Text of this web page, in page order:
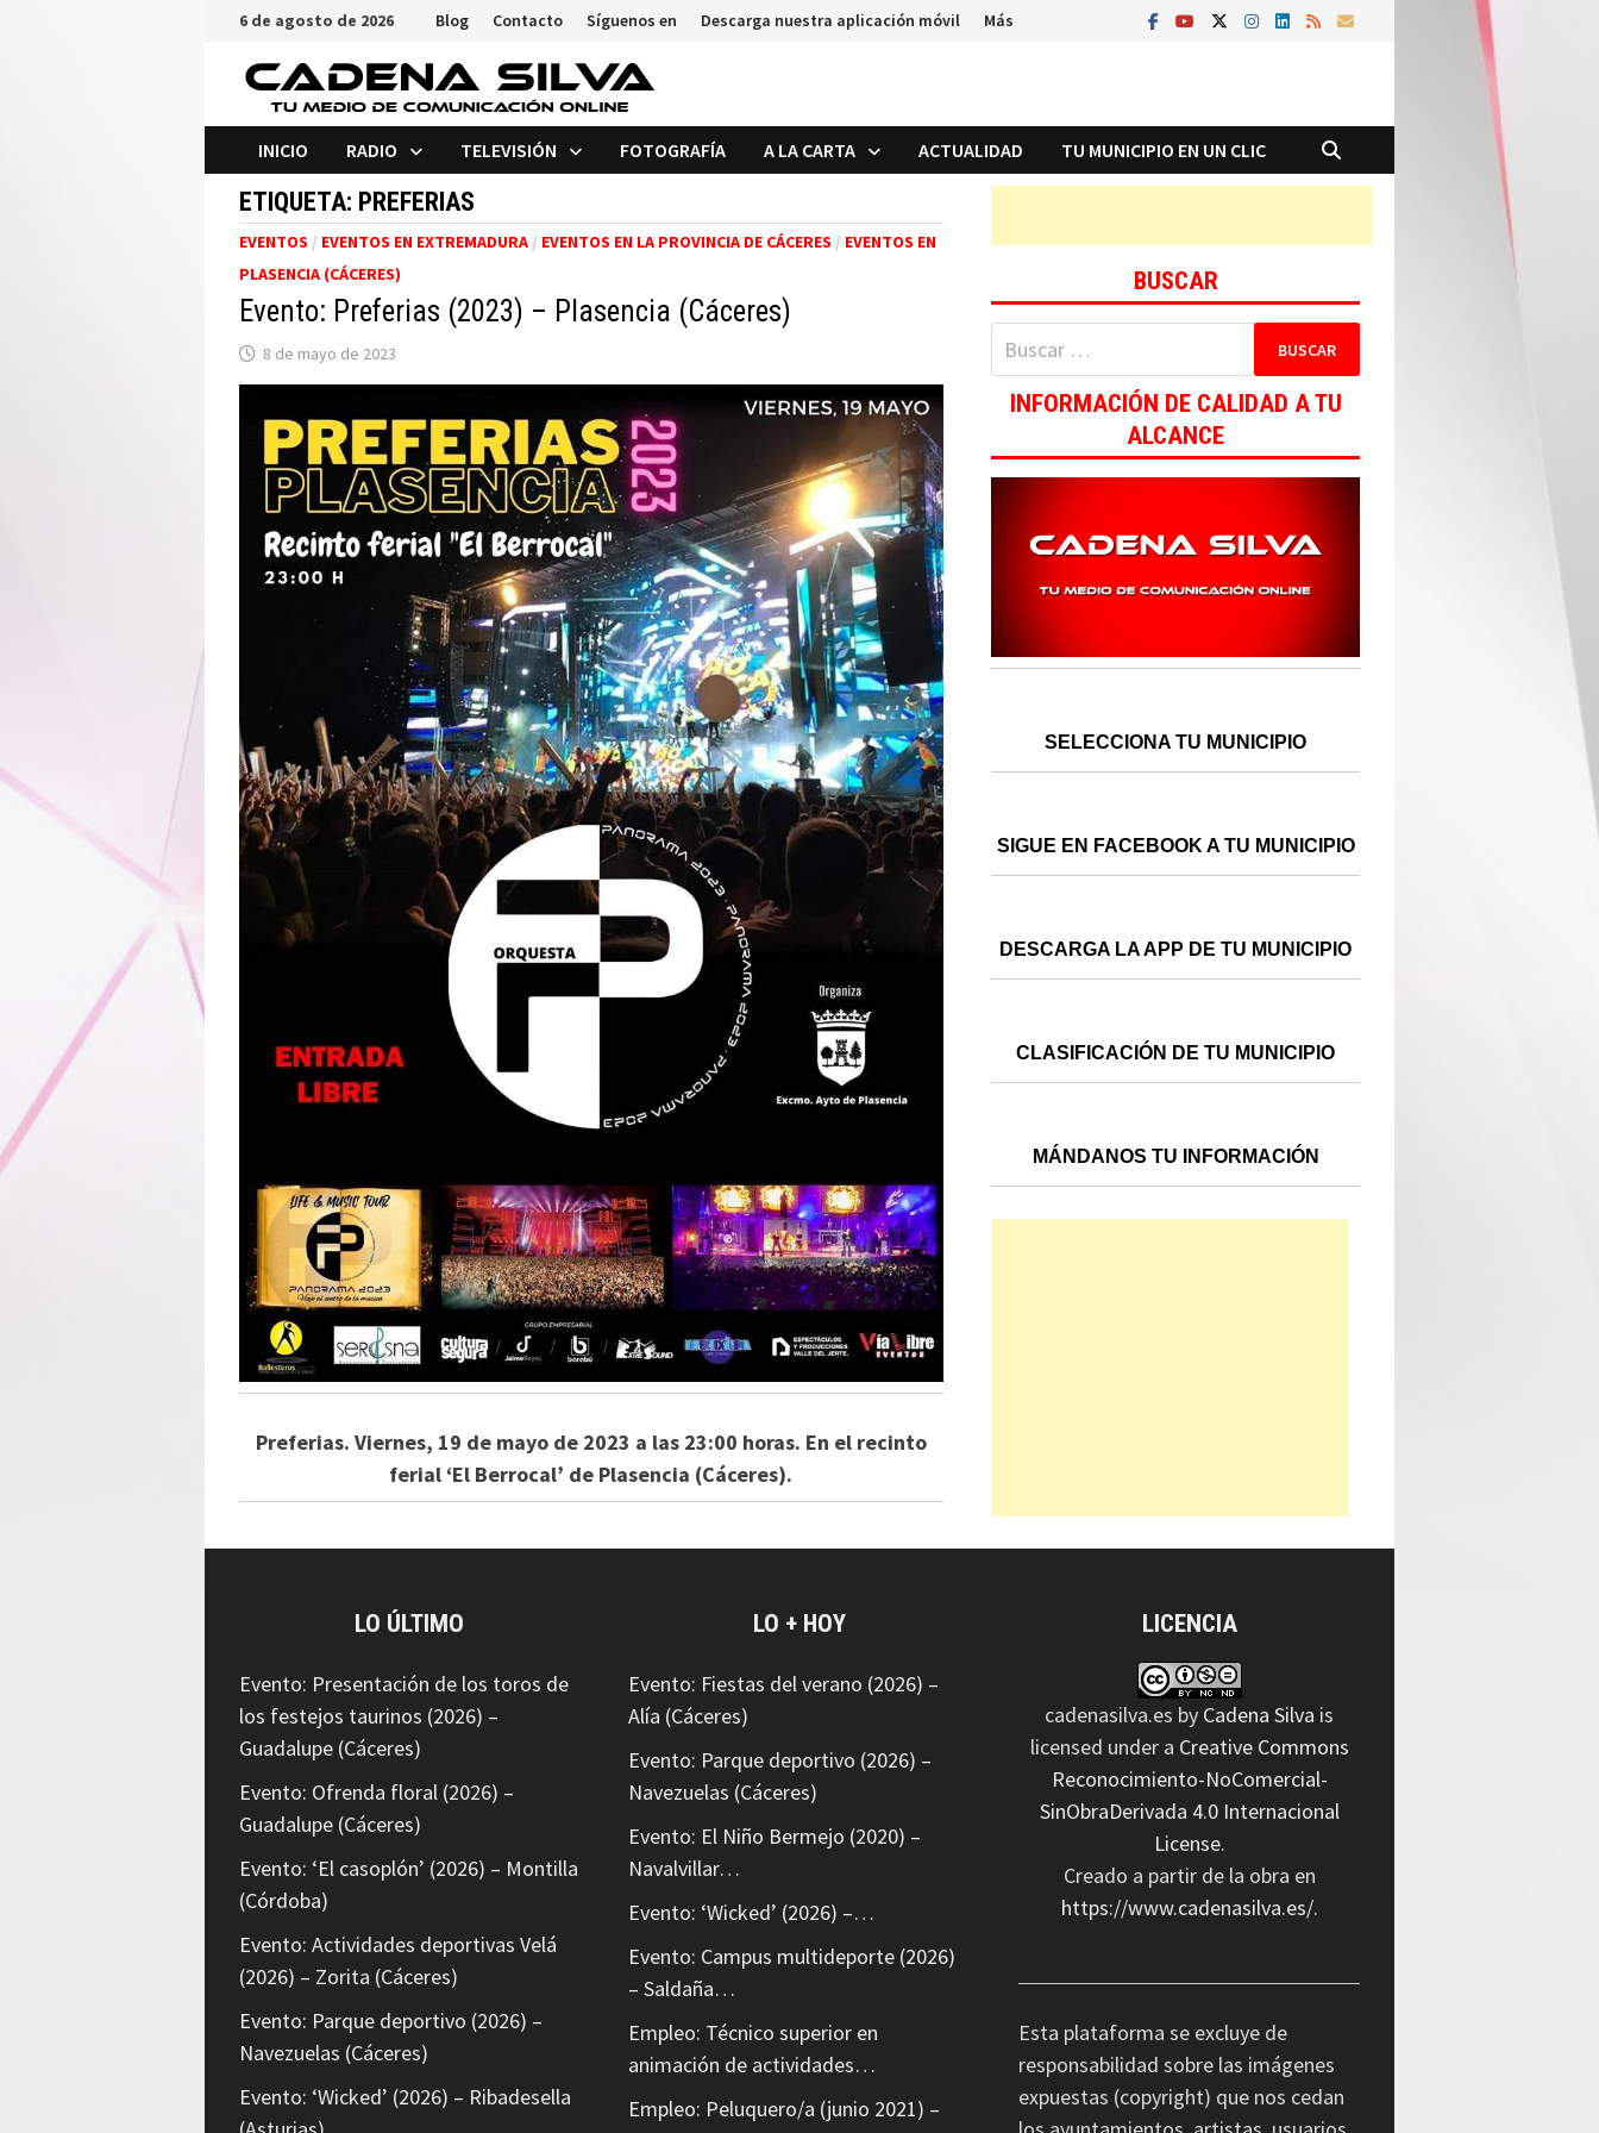
Saltar
contenido
6 de agosto de 2026 Blog Contacto Síguenos en Descarga nuestra aplicación móvil Más
INICIO RADIO TELEVISIÓN FOTOGRAFÍA A LA CARTA ACTUALIDAD TU MUNICIPIO EN UN CLIC
ETIQUETA: PREFERIAS
EVENTOS / EVENTOS EN EXTREMADURA/ EVENTOS EN LA PROVINCIA DE CÁCERES / EVENTOS EN
PLASENCIA (CÁCERES)
Evento: Preferias (2023) – Plasencia (Cáceres)
8 de mayo de 2023
Preferias. Viernes, 19 de mayo de 2023 a las 23:00 horas. En el recinto
ferial ‘El Berrocal’ de Plasencia (Cáceres).
BUSCAR
Buscar:
INFORMACIÓN DE CALIDAD A TU
ALCANCE
SELECCIONA TU MUNICIPIO
SIGUE EN FACEBOOK A TU MUNICIPIO
DESCARGA LA APP DE TU MUNICIPIO
CLASIFICACIÓN DE TU MUNICIPIO
MÁNDANOS TU INFORMACIÓN
LO ÚLTIMO
Evento: Presentación de los toros de
los festejos taurinos (2026) –
Guadalupe (Cáceres)
Evento: Ofrenda floral (2026) –
Guadalupe (Cáceres)
Evento: ‘El casoplón’ (2026) – Montilla
(Córdoba)
Evento: Actividades deportivas Velá
(2026) – Zorita (Cáceres)
Evento: Parque deportivo (2026) –
Navezuelas (Cáceres)
Evento: ‘Wicked’ (2026) – Ribadesella
LO + HOY
Evento: Fiestas del verano (2026) –
Alía (Cáceres)
Evento: Parque deportivo (2026) –
Navezuelas (Cáceres)
Evento: El Niño Bermejo (2020) –
Navalvillar…
Evento: ‘Wicked’ (2026) –…
Evento: Campus multideporte (2026)
– Saldaña…
Empleo: Técnico superior en
animación de actividades…
Empleo: Peluquero/a (junio 2021) –
LICENCIA
cadenasilva.es by Cadena Silva is
licensed under a Creative Commons
Reconocimiento-NoComercial-
SinObraDerivada 4.0 Internacional
License.
Creado a partir de la obra en
https://www.cadenasilva.es/.
Esta plataforma se excluye de
responsabilidad sobre las imágenes
expuestas (copyright) que nos cedan